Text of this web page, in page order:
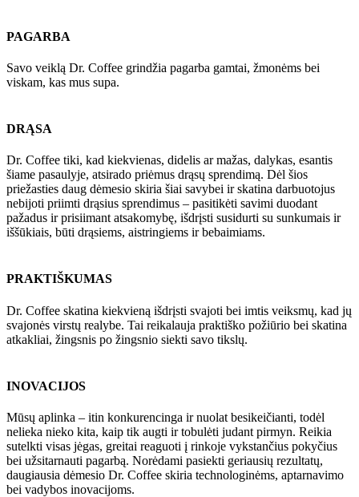
PAGARBA
Savo veiklą Dr. Coffee grindžia pagarba gamtai, žmonėms bei
viskam, kas mus supa.
DRĄSA
Dr. Coffee tiki, kad kiekvienas, didelis ar mažas, dalykas, esantis
šiame pasaulyje, atsirado priėmus drąsų sprendimą. Dėl šios
priežasties daug dėmesio skiria šiai savybei ir skatina darbuotojus
nebijoti priimti drąsius sprendimus – pasitikėti savimi duodant
pažadus ir prisiimant atsakomybę, išdrįsti susidurti su sunkumais ir
iššūkiais, būti drąsiems, aistringiems ir bebaimiams.
PRAKTIŠKUMAS
Dr. Coffee skatina kiekvieną išdrįsti svajoti bei imtis veiksmų, kad jų
svajonės virstų realybe. Tai reikalauja praktiško požiūrio bei skatina
atkakliai, žingsnis po žingsnio siekti savo tikslų.
INOVACIJOS
Mūsų aplinka ‒ itin konkurencinga ir nuolat besikeičianti, todėl
nelieka nieko kita, kaip tik augti ir tobulėti judant pirmyn. Reikia
sutelkti visas jėgas, greitai reaguoti į rinkoje vykstančius pokyčius
bei užsitarnauti pagarbą. Norėdami pasiekti geriausių rezultatų,
daugiausia dėmesio Dr. Coffee skiria technologinėms, aptarnavimo
bei vadybos inovacijoms.